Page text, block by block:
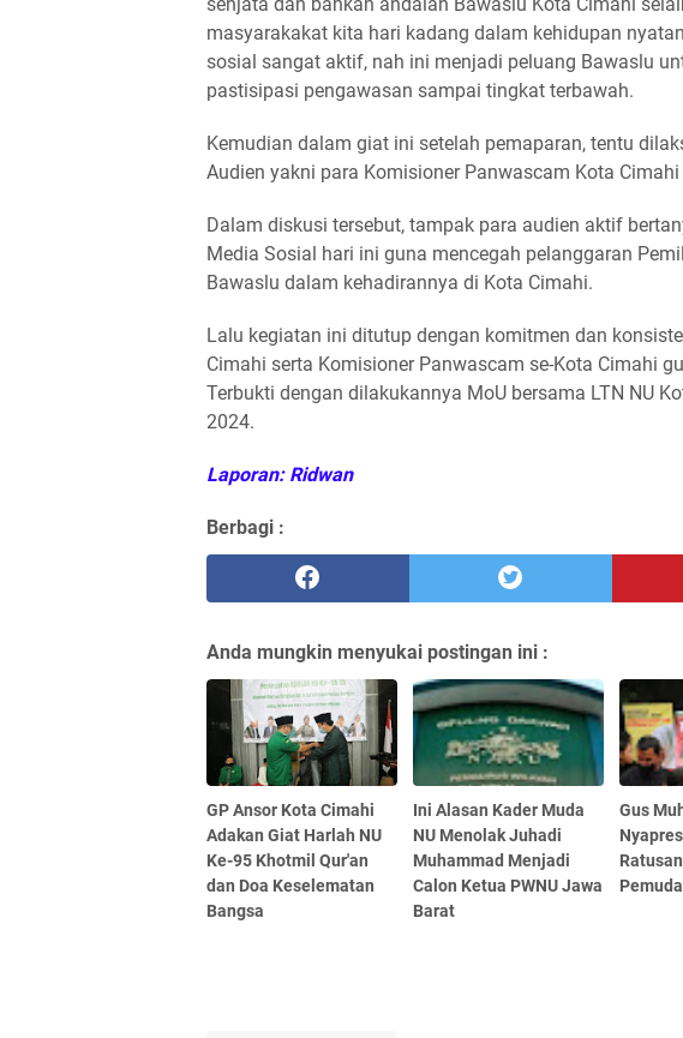
masyarakakat kita hari kadang dalam kehidupan
sosial sangat aktif, nah ini menjadi peluang Bawaslu
pastisipasi pengawasan sampai tingkat terbawah.
Kemudian dalam giat ini setelah pemaparan, tentu
Audien yakni para Komisioner Panwascam Kota
Dalam diskusi tersebut, tampak para audien aktif
Media Sosial hari ini guna mencegah pelanggaran
Bawaslu dalam kehadirannya di Kota Cimahi.
Lalu kegiatan ini ditutup dengan komitmen dan
Cimahi serta Komisioner Panwascam se-Kota Cimahi
Terbukti dengan dilakukannya MoU bersama LTN NU
2024.
Laporan: Ridwan
Berbagi :
Anda mungkin menyukai postingan ini :
GP Ansor Kota Cimahi
Adakan Giat Harlah NU
Ke-95 Khotmil Qur'an
dan Doa Keselematan
Bangsa
Ini Alasan Kader Muda
NU Menolak Juhadi
Muhammad Menjadi
Calon Ketua PWNU Jawa
Barat
Gus